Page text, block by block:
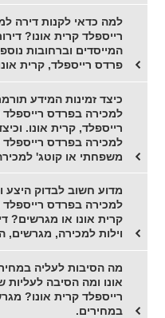
למה כדאי לקנות דירה
רייספלד קרית אונו?
המייסדים וברחובות
פרדס רייספלד, קרית
כיצד זמינות המידע
למכירה בפרדס
רייספלד, קרית אונו.
למכירה בפרדס רייספלד
משפחתי או קוטג'
מדוע חשוב לבדוק היצע
למכירה בפרדס
קרית אונו או מגרשים?
וילות למכירה, מגרשים,
מה הסיבות לעליה
אונו ומה הסיבה
רייספלד קרית אונו?
במחירים.